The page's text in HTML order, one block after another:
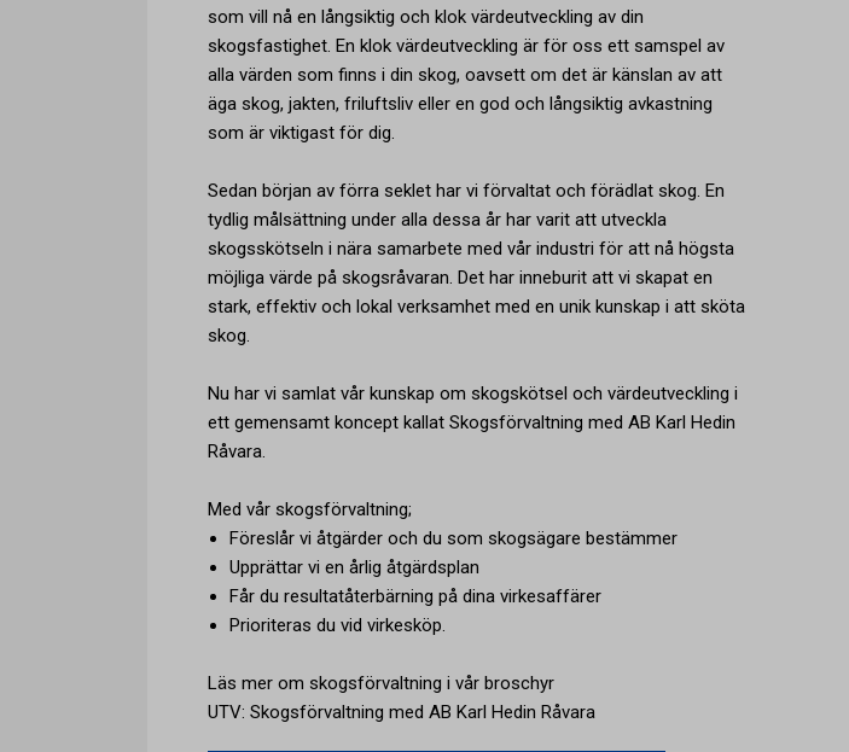
som vill nå en långsiktig och klok värdeutveckling av din
skogsfastighet. En klok värdeutveckling är för oss ett samspel av
alla värden som finns i din skog, oavsett om det är känslan av att
äga skog, jakten, friluftsliv eller en god och långsiktig avkastning
som är viktigast för dig.
Sedan början av förra seklet har vi förvaltat och förädlat skog. En
tydlig målsättning under alla dessa år har varit att utveckla
skogsskötseln i nära samarbete med vår industri för att nå högsta
möjliga värde på skogsråvaran. Det har inneburit att vi skapat en
stark, effektiv och lokal verksamhet med en unik kunskap i att sköta
skog.
Nu har vi samlat vår kunskap om skogskötsel och värdeutveckling i
ett gemensamt koncept kallat Skogsförvaltning med AB Karl Hedin
Råvara.
Med vår skogsförvaltning;
Föreslår vi åtgärder och du som skogsägare bestämmer
Upprättar vi en årlig åtgärdsplan
Får du resultatåterbärning på dina virkesaffärer
Prioriteras du vid virkesköp.
Läs mer om skogsförvaltning i vår broschyr
UTV: Skogsförvaltning med AB Karl Hedin Råvara